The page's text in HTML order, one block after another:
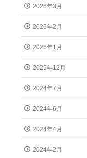
2026年3月
2026年2月
2026年1月
2025年12月
2024年7月
2024年6月
2024年4月
2024年2月